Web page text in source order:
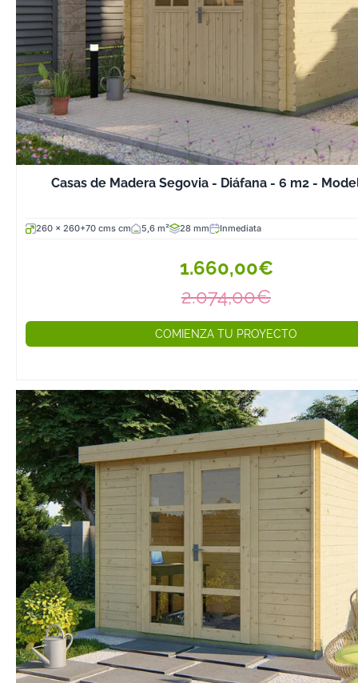
Casas de Madera Segovia - Diáfana - 6 m2 -
260 x 260+70 cms cm 5,6 m² 28 mm Inmediata
1.660,00€
2.074,00€
COMIENZA TU PROYECTO